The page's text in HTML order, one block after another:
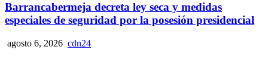
Barrancabermeja decreta ley seca y medidas
especiales de seguridad por la posesión presidencial
agosto 6, 2026 cdn24